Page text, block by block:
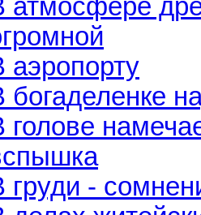
атмосфере
аэропорту
богаделенке
голове
груди -